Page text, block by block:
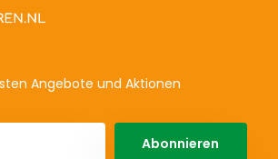
Angebote und Aktionen
Abonnieren